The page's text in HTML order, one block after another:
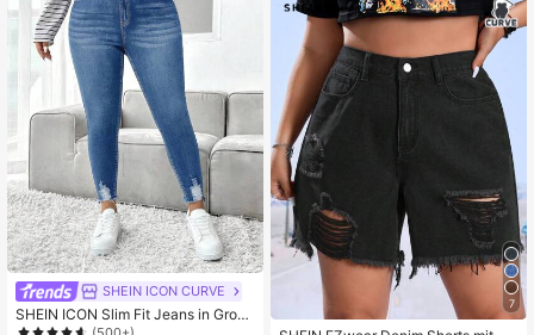
SHEIN ICON CURVE
SHEIN ICON Slim Fit Jeans in Große
Größen mit lässigem Used-Look
7